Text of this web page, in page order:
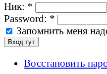
Ник: *
Password: *
Запомнить меня
Восстановить